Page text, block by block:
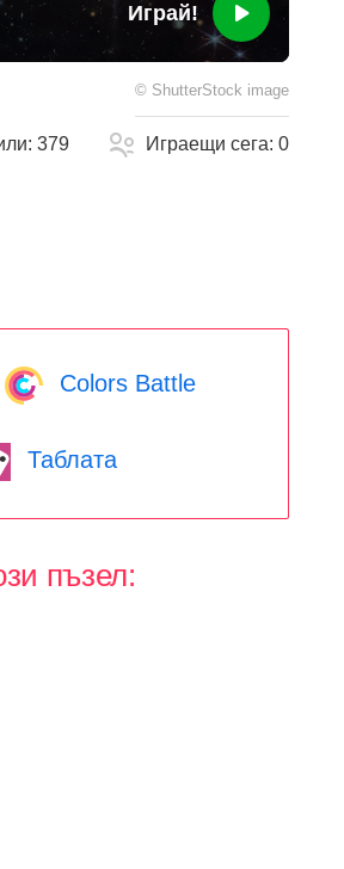
Играй!
© ShutterStock image
379 Играещи сега:0
Colors Battle
Таблата
пъзел: